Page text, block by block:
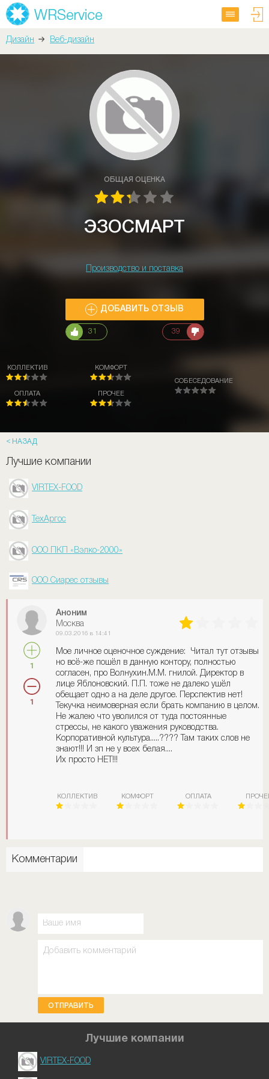
Дизайн Веб-дизайн
ОБЩАЯ ОЦЕНКА
ЭЗОСМАРТ
Производство и поставка
ДОБАВИТЬ ОТЗЫВ
31 39
КОЛЛЕКТИВ
ОПЛАТА
КОМФОРТ
ПРОЧЕЕ
СОБЕСЕДОВАНИЕ
НАЗАД
Лучшие компании
VIRTEX-FOOD
ТехАргос
ООО ПКП «Вэлко-2000»
ООО Сиарес отзывы
1
1
Аноним
Москва
09.03.2016 в 14:41
Мое личное оценочное суждение: Читал тут отзывы
но всё-же пошёл в данную контору, полностью
согласен, про Волнухин.М.М. гнилой. Директор в
лице Яблоновский. П.П. тоже не далеко ушёл
обещает одно а на деле другое. Перспектив нет!
Текучка неимоверная если брать компанию в целом.
Не жалею что уволился от туда постоянные
стрессы, не какого уважения руководства.
Корпоративной культура.....???? Там таких слов не
знают!!! И зп не у всех белая....
Их просто НЕТ!!!
КОЛЛЕКТИВ КОМФОРТ ОПЛАТА
Комментарии
ОТПРАВИТЬ
Лучшие компании
VIRTEX-FOOD